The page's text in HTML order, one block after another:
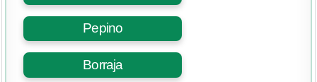
Pepino
Borraja